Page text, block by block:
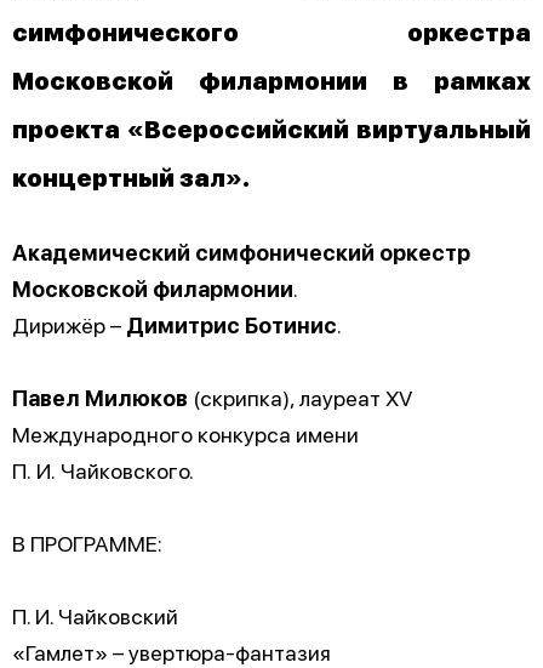
симфонического оркестра
Московской филармонии в рамках
проекта «Всероссийский виртуальный
концертный зал».
Академический симфонический оркестр
Московской филармонии
Дирижёр – Димитрис Ботинис
Павел Милюков (скрипка), лауреат XV
Международного конкурса имени
П. И. Чайковского.
В ПРОГРАММЕ:
П. И. Чайковский
«Гамлет» – увертюра-фантазия